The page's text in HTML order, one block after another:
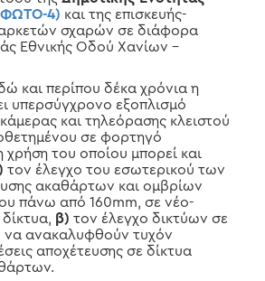
4) και της επισκευής-
σχαρών σε διάφορα
Εθνικής Οδού Χανίων –
και περίπου δέκα χρόνια η
υπερσύγχρονο εξοπλισμό
και τηλεόρασης κλειστού
σε φορτηγό
χρήση του οποίου μπορεί και
τον έλεγχο του εσωτερικού των
ακαθάρτων και ομβρίων
πάνω από 160mm, σε νέο-
β) τον έλεγχο δικτύων σε
να ανακαλυφθούν τυχόν
αποχέτευσης σε δίκτυα